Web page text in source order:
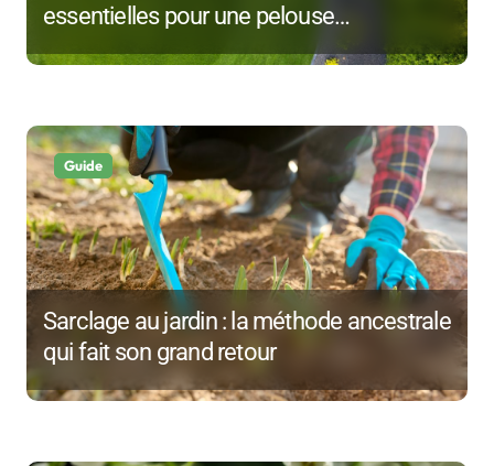
d
l
’
a
r
t
i
essentielles pour une pelouse
Guide
Sarclage au jardin : la méthode ancestrale
qui fait son grand retour